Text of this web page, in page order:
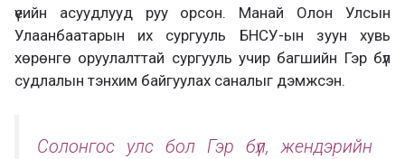
үеийн асуудлууд руу орсон. Манай Олон Улсын
Улаанбаатарын их сургууль БНСУ-ын зуун хувь
хөрөнгө оруулалттай сургууль учир багшийн Гэр бүл
судлалын тэнхим байгуулах саналыг дэмжсэн.
Солонгос улс бол Гэр бүл, жендэрийн